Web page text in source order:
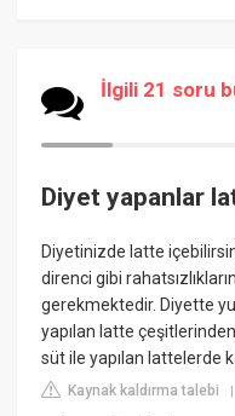
İlgili 21 soru
Diyet yapanlar
Diyetinizde latte
direnci gibi
gerekmektedir. Diyette
yapılan latte
süt ile yapılan lattelerde
Kaynak kaldırma talebi